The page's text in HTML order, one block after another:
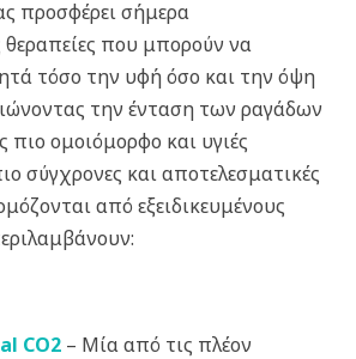
προσφέρει σήμερα
θεραπείες που μπορούν να
τόσο την υφή όσο και την όψη
την ένταση των ραγάδων
πιο ομοιόμορφο και υγιές
σύγχρονες και αποτελεσματικές
από εξειδικευμένους
CO2– Μία από τις πλέον